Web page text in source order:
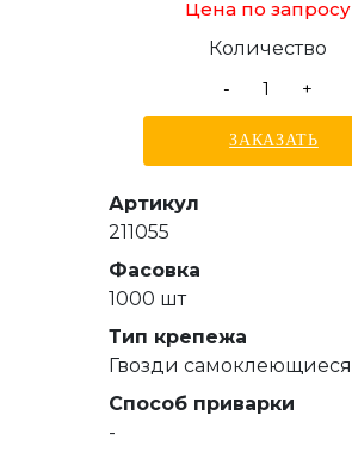
Цена по запросу
Количество
-
+
ЗАКАЗАТЬ
Артикул
211055
Фасовка
1000 шт
Тип крепежа
Гвозди самоклеющиеся
Способ приварки
-